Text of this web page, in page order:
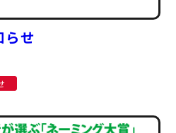
らせ